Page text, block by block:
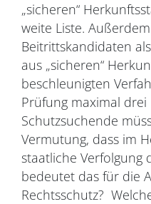
„sicheren“
weite Liste.
Beitrittskandidaten als
aus „sicheren“
beschleunigten
Prüfung maximal
Schutzsuchende
Vermutung, dass im
staatliche Verfolgung
bedeutet das für die
Rechtsschutz?